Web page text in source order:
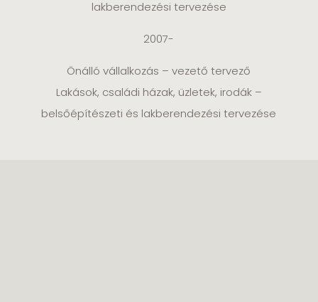
lakberendezési tervezése
2007-
Önálló vállalkozás – vezető tervező
Lakások, családi házak, üzletek, irodák –
belsőépítészeti és lakberendezési tervezése